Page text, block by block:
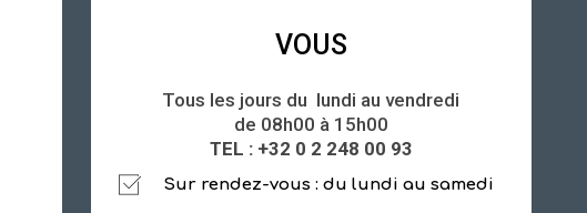
VOUS
Tous les jours du lundi au vendredi
de 08h00 à 15h00
TEL : +32 0 2 248 00 93
Sur rendez-vous : du lundi au samedi